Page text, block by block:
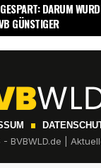
DARUM
GÜNSTIGER
BVBWLD.de |